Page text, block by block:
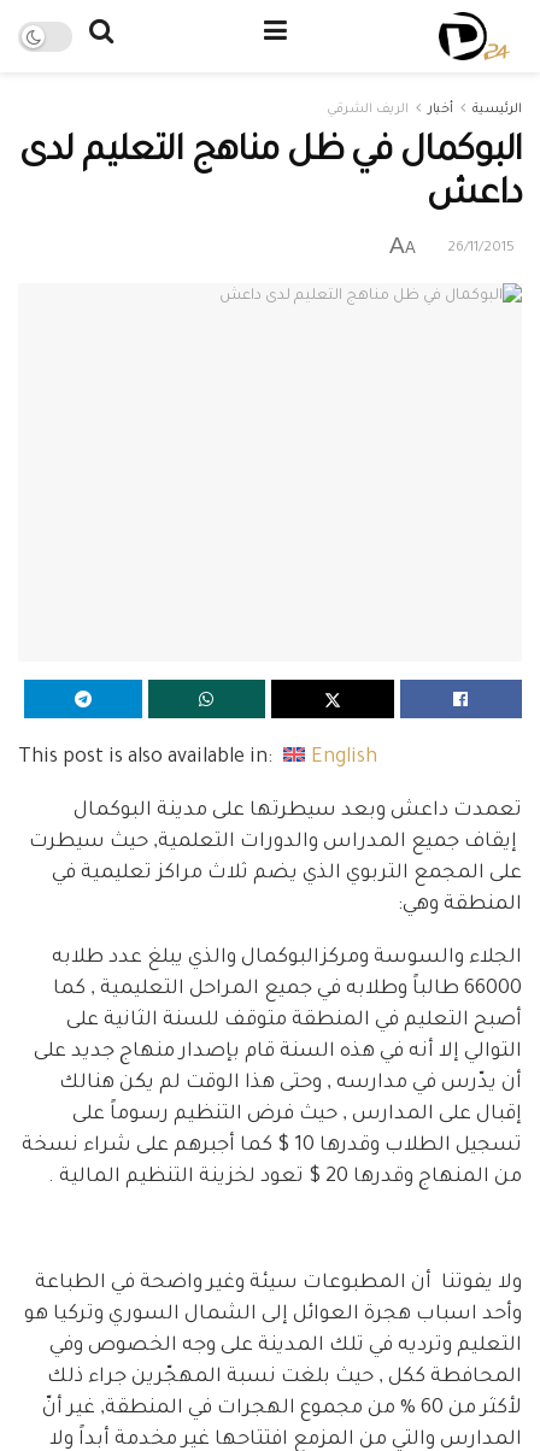
الرئيسية أخبار الريف الشرقي
البوكمال في ظل مناهج التعليم لدى
داعش
26/11/2015
A
A
This post is also available in: English
تعمدت داعش وبعد سيطرتها على مدينة البوكمال
إيقاف جميع المدراس والدورات التعلمية, حيث سيطرت
على المجمع التربوي الذي يضم ثلاث مراكز تعليمية في
المنطقة وهي:
الجلاء والسوسة ومركزالبوكمال والذي يبلغ عدد طلابه
66000 طالباً وطلابه في جميع المراحل التعليمية , كما
أصبح التعليم في المنطقة متوقف للسنة الثانية على
التوالي إلا أنه في هذه السنة قام بإصدار منهاج جديد على
أن يدّرس في مدارسه , وحتى هذا الوقت لم يكن هنالك
إقبال على المدارس , حيث فرض التنظيم رسوماً على
تسجيل الطلاب وقدرها 10 $ كما أ
جبرهم على شراء نسخة
من المنهاج وقدرها 20 $ تعود لخزينة التنظيم المالية .
ولا يفوتنا أن المطبوعات سيئة وغير واضحة في الطباعة
وأحد اسباب هجرة العوائل إلى الشمال السوري وتركيا هو
التعليم وترديه في تلك المدينة على وجه الخصوص وفي
المحافطة ككل , حيث بلغت نسبة المهجّرين جراء ذلك
لأكثر من 60 % من مجموع الهجرات في المنطقة, غير أنّ
المدارس والتي من المزمع افتتاحها غير مخدمة أبداً ولا